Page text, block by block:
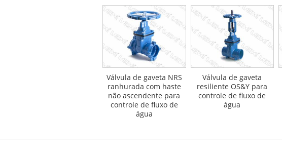
Válvula de gaveta NRS
ranhurada com haste
não ascendente para
controle de fluxo de
água
Válvula de gaveta
resiliente OS&Y para
controle de fluxo de
água